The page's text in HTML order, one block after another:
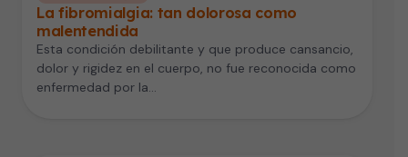
La fibromialgia: tan dolorosa como
malentendida
Esta condición debilitante y que produce cansancio,
dolor y rigidez en el cuerpo, no fue reconocida como
enfermedad por la…